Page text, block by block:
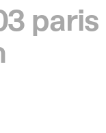
paris